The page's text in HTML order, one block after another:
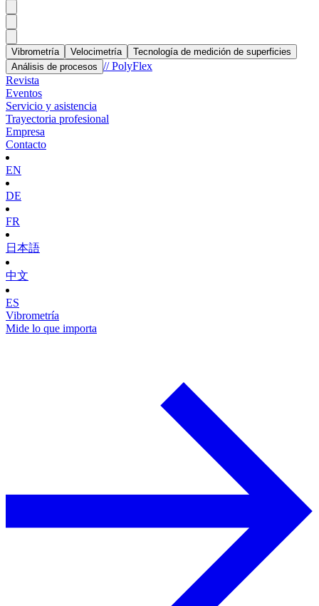
Vibrometría Velocimetría
Tecnología de medición de superficies
Análisis de procesos // PolyFlex
Revista
Eventos
Servicio y asistencia
Trayectoria profesional
Empresa
Contacto
EN
DE
FR
日本語
中文
ES
Vibrometría
Mide lo que importa